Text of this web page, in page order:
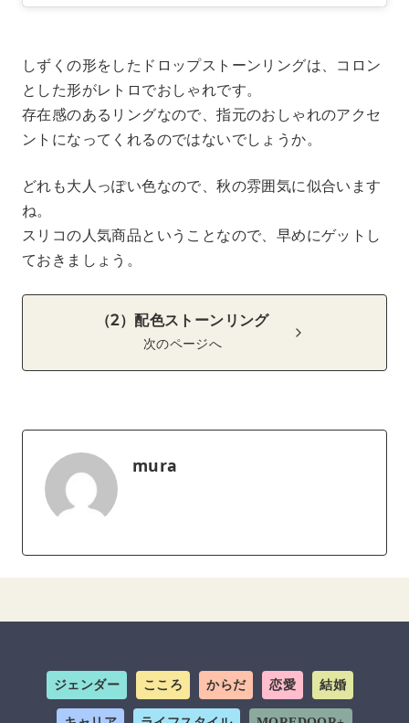
しずくの形をしたドロップストーンリングは、コロン
とした形がレトロでおしゃれです。
存在感のあるリングなので、指元のおしゃれのアクセ
ントになってくれるのではないでしょうか。
どれも大人っぽい色なので、秋の雰囲気に似合います
ね。
スリコの人気商品ということなので、早めにゲットし
ておきましょう。
（2）配色ストーンリング
次のページへ
mura
ジェンダー こころ からだ 恋愛 結婚